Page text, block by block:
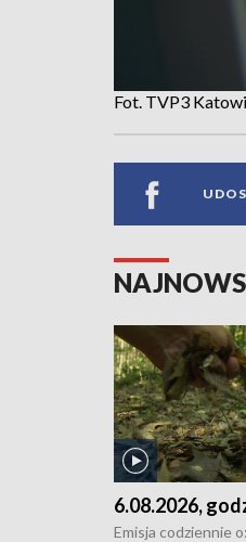
Fot. TVP3
6.08.2026,
Emisja codziennie